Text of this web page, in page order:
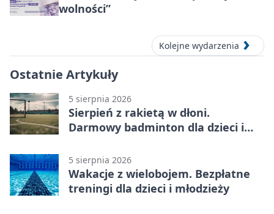
wolności”
Kolejne wydarzenia
Ostatnie Artykuły
5 sierpnia 2026
Sierpień z rakietą w dłoni.
Darmowy badminton dla dzieci i
5 sierpnia 2026
Wakacje z wielobojem. Bezpłatne
treningi dla dzieci i młodzieży